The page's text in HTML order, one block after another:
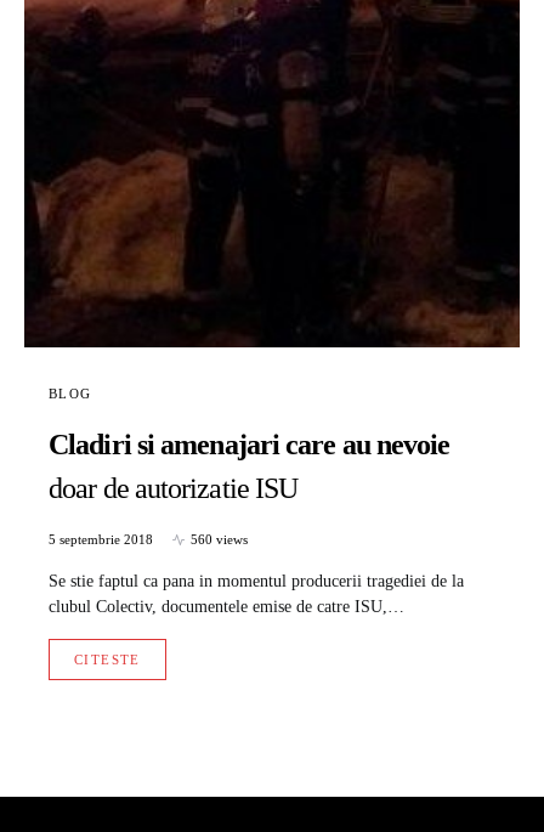
BLOG
Cladiri si amenajari care au nevoie
doar de autorizatie ISU
5 septembrie 2018 560 views
Se stie faptul ca pana in momentul producerii tragediei de la
clubul Colectiv, documentele emise de catre ISU,…
CITESTE